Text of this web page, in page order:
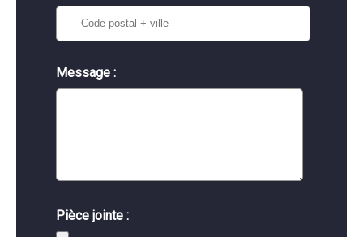
Message :
Pièce jointe :